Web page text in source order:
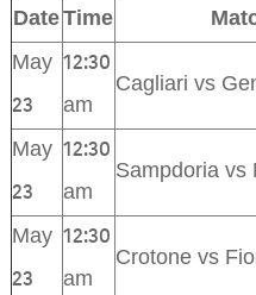
DateTime
May
23
12:30
am
Cagliari vs
May
23
12:30
am
Sampdoria vs
May
23
12:30
am
Crotone vs